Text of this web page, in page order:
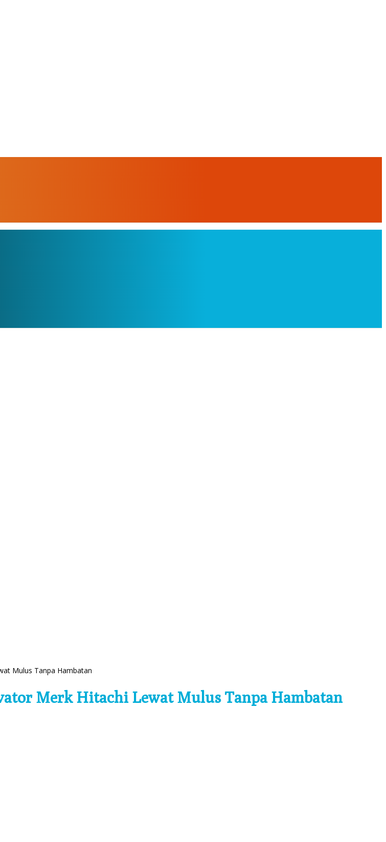
Mulus Tanpa Hambatan
Merk Hitachi Lewat Mulus Tanpa Hambatan